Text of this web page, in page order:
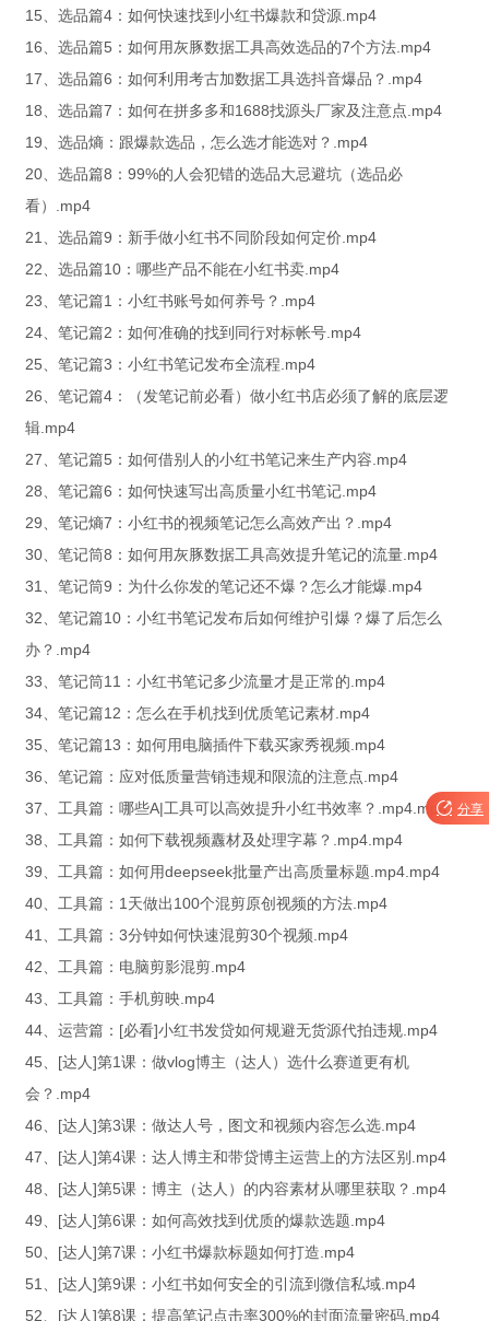
15、选品篇4：如何快速找到小红书爆款和贷源.mp4
16、选品篇5：如何用灰豚数据工具高效选品的7个方法.mp4
17、选品篇6：如何利用考古加数据工具选抖音爆品？.mp4
18、选品篇7：如何在拼多多和1688找源头厂家及注意点.mp4
19、选品熵：跟爆款选品，怎么选才能选对？.mp4
20、选品篇8：99%的人会犯错的选品大忌避坑（选品必
看）.mp4
21、选品篇9：新手做小红书不同阶段如何定价.mp4
22、选品篇10：哪些产品不能在小红书卖.mp4
23、笔记篇1：小红书账号如何养号？.mp4
24、笔记篇2：如何准确的找到同行对标帐号.mp4
25、笔记篇3：小红书笔记发布全流程.mp4
26、笔记篇4：（发笔记前必看）做小红书店必须了解的底层逻
辑.mp4
27、笔记篇5：如何借别人的小红书笔记来生产内容.mp4
28、笔记篇6：如何快速写出高质量小红书笔记.mp4
29、笔记熵7：小红书的视频笔记怎么高效产出？.mp4
30、笔记筒8：如何用灰豚数据工具高效提升笔记的流量.mp4
31、笔记筒9：为什么你发的笔记还不爆？怎么才能爆.mp4
32、笔记篇10：小红书笔记发布后如何维护引爆？爆了后怎么
办？.mp4
33、笔记筒11：小红书笔记多少流量才是正常的.mp4
34、笔记篇12：怎么在手机找到优质笔记素材.mp4
35、笔记篇13：如何用电脑插件下载买家秀视频.mp4
36、笔记篇：应对低质量营销违规和限流的注意点.mp4
37、工具篇：哪些A|工具可以高效提升小红书效率？.mp4.mp4
38、工具篇：如何下载视频纛材及处理字幕？.mp4.mp4
39、工具篇：如何用deepseek批量产出高质量标题.mp4.mp4
40、工具篇：1天做出100个混剪原创视频的方法.mp4
41、工具篇：3分钟如何快速混剪30个视频.mp4
42、工具篇：电脑剪影混剪.mp4
43、工具篇：手机剪映.mp4
44、运营篇：[必看]小红书发贷如何规避无货源代拍违规.mp4
45、[达人]第1课：做vlog博主（达人）选什么赛道更有机
会？.mp4
46、[达人]第3课：做达人号，图文和视频内容怎么选.mp4
47、[达人]第4课：达人博主和带贷博主运营上的方法区别.mp4
48、[达人]第5课：博主（达人）的内容素材从哪里获取？.mp4
49、[达人]第6课：如何高效找到优质的爆款选题.mp4
50、[达人]第7课：小红书爆款标题如何打造.mp4
51、[达人]第9课：小红书如何安全的引流到微信私域.mp4
52、[达人]第8课：提高笔记点击率300%的封面流量密码.mp4
 分享